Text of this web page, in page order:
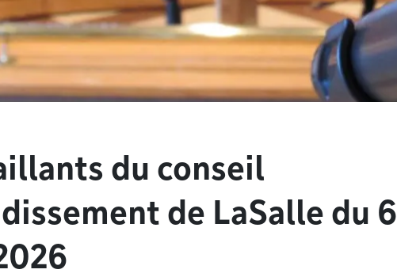
du conseil
de LaSalle du 6